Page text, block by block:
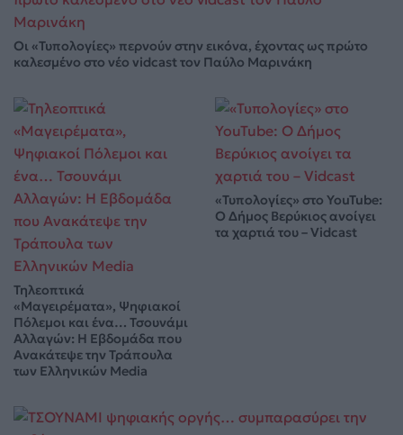
Οι «Τυπολογίες» περνούν στην εικόνα, έχοντας ως πρώτο
καλεσμένο στο νέο vidcast τον Παύλο Μαρινάκη
Τηλεοπτικά
«Μαγειρέματα», Ψηφιακοί
Πόλεμοι και ένα… Τσουνάμι
Αλλαγών: Η Εβδομάδα που
Ανακάτεψε την Τράπουλα
των Ελληνικών Media
«Τυπολογίες» στο YouTube:
Ο Δήμος Βερύκιος ανοίγει
τα χαρτιά του – Vidcast